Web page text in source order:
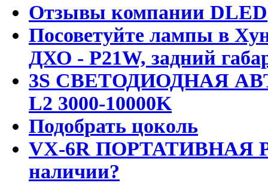
Отзывы компании DLED
Посоветуйте лампы в
ДХО - P21W, задний
3S СВЕТОДИОДНАЯ
L2 3000-10000K
Подобрать цоколь
VX-6R ПОРТАТИВНАЯ
наличии?